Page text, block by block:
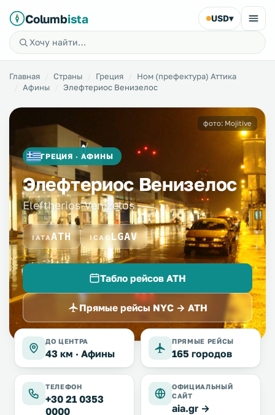
Columbista USD▾
Главная Страны Греция
Ном (префектура) Аттика
Афины
Элефтериос Венизелос
ГРЕЦИЯ · АФИНЫ
Элефтериос Венизелос
Eleftherios Venizelos
IATAATH ICAOLGAV
Табло рейсов ATH
Прямые рейсы NYC → ATH
фото: Mojitive
ДО ЦЕНТРА
43 км · Афины
ПРЯМЫЕ РЕЙСЫ
165 городов
ТЕЛЕФОН
+30 21 0353
0000
ОФИЦИАЛЬНЫЙ
САЙТ
aia.gr →